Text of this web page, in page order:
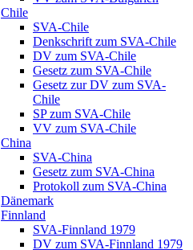
Chile
SVA-Chile
Denkschrift zum SVA-Chile
DV zum SVA-Chile
Gesetz zum SVA-Chile
Gesetz zur DV zum SVA-
Chile
SP zum SVA-Chile
VV zum SVA-Chile
China
SVA-China
Gesetz zum SVA-China
Protokoll zum SVA-China
Dänemark
Finnland
SVA-Finnland 1979
DV zum SVA-Finnland 1979